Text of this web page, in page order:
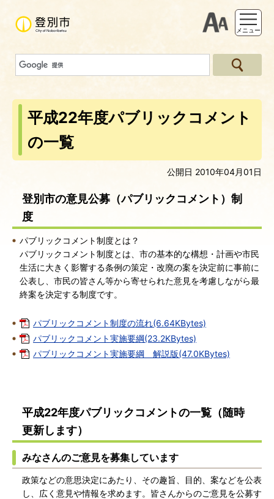
支援ツー
メニュー
平成22年度パブリックコメント
の一覧
公開日 2010年04月01日
登別市の意見公募（パブリックコメント）制
度
パブリックコメント制度とは？
パブリックコメント制度とは、市の基本的な構想・計画や市民
生活に大きく影響する条例の策定・改廃の案を決定前に事前に
公表し、市民の皆さん等から寄せられた意見を考慮しながら最
終案を決定する制度です。
パブリックコメント制度の流れ(6.64KBytes)
パブリックコメント実施要綱(23.2KBytes)
パブリックコメント実施要綱 解説版(47.0KBytes)
平成22年度パブリックコメントの一覧（随時
更新します）
みなさんのご意見を募集しています
政策などの意思決定にあたり、その趣旨、目的、案などを公表
し、広く意見や情報を求めます。皆さんからのご意見を公募す